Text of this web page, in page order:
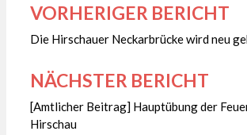
Beitragsnavigation
VORHERIGER BERICHT
Die Hirschauer Neckarbrücke wird neu
NÄCHSTER BERICHT
[Amtlicher Beitrag] Hauptübung der
Hirschau